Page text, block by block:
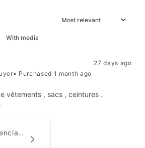
With media
27 days ago
• Purchased 1 month ago
vêtements , sacs , ceintures .
Roche corail Balenciaga 2006